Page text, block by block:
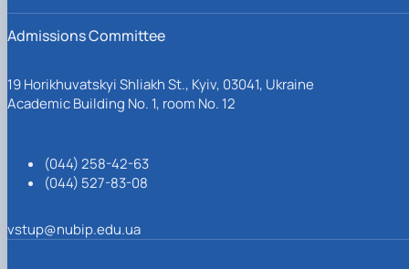
Admissions Committee
19 Horikhuvatskyi Shliakh St., Kyiv, 03041, Ukraine
Academic Building No. 1, room No. 12
(044) 258-42-63
(044) 527-83-08
vstup@nubip.edu.ua